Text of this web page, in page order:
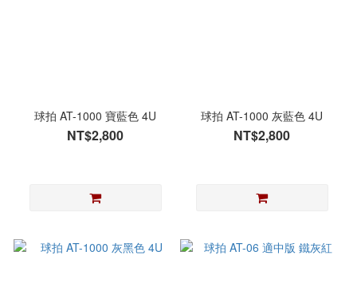
球拍 AT-1000 寶藍色 4U
NT$2,800
球拍 AT-1000 灰藍色 4U
NT$2,800